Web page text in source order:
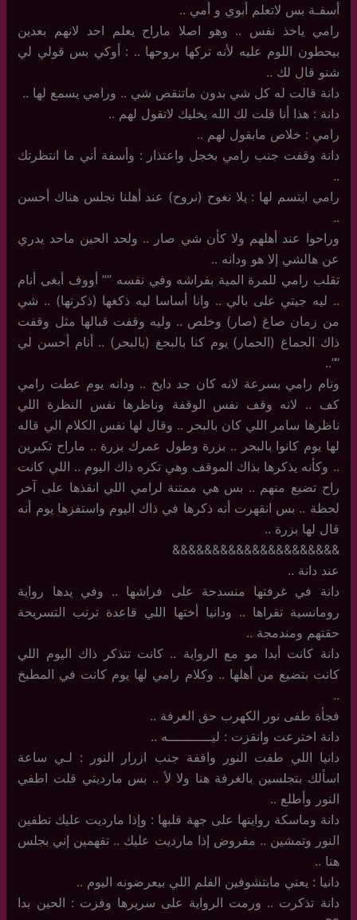
أسفـة بس لاتعلم أبوي و أمي ..
رامي ياخذ نفس .. وهو اصلا ماراح يعلم احد لانهم بعدين
بيحطون اللوم عليه لأنه تركها بروحها .. : أوكي بس قولي لي
شنو قال لك ..
دانة قالت له كل شي بدون ماتنقص شي .. ورامي يسمع لها ..
دانة : هذا أنا قلت لك الله يخليك لاتقول لهم ..
رامي : خلاص مابقول لهم ..
دانة وقفت جنب رامي بخجل واعتذار : وأسفة أني ما انتظرتك
..
رامي ابتسم لها : يلا نغوح (نروح) عند أهلنا نجلس هناك أحسن
..
وراحوا عند أهلهم ولا كأن شي صار .. ولحد الحين ماحد يدري
عن هالشي إلا هو ودانه ..
تقلب رامي للمرة المية بفراشه وفي نفسه “” أووف أبغى أنام
.. ليه جيتي على بالي .. وانا أساسا ليه ذكغها (ذكرتها) .. شي
من زمان صاغ (صار) وخلص .. وليه وقفت قبالها مثل وقفت
ذاك الحماغ (الحمار) يوم كنا بالبحغ (بالبحر) .. أنام أحسن لي
“”..
ونام رامي بسرعة لانه كان جد دايخ .. ودانه يوم عطت رامي
كف .. لانه وقف نفس الوقفة وناظرها نفس النظرة اللي
ناظرها سامر اللي كان بالبحر .. وقال لها نفس الكلام الي قاله
لها يوم كانوا بالبحر .. بزرة وطول عمرك بزرة .. ماراح تكبرين
.. وكأنه يذكرها بذاك الموقف وهي تكره ذاك اليوم .. اللي كانت
راح تضيع منهم .. بس هي ممتنة لرامي اللي انقذها على آخر
لحظة .. بس انقهرت أنه ذكرها في ذاك اليوم واستفزها يوم أنه
قال لها بزرة ..
&&&&&&&&&&&&&&&&&&&&&
عند دانة ..
دانة في غرفتها منسدحة على فراشها .. وفي يدها رواية
رومانسية تقراها .. ودانيا أختها اللي قاعدة ترتب التسريحة
حقتهم ومندمجة ..
دانة كانت أبدا مو مع الرواية .. كانت تتذكر ذاك اليوم اللي
كانت بتضيع من أهلها .. وكلام رامي لها يوم كانت في المطبخ
..
فجأة طفى نور الكهرب حق الغرفة ..
دانة اخترعت وانقزت : ليـــــــــــه ..
دانيا اللي طفت النور واقفة جنب ازرار النور : لـي ساعة
اسألك بتجلسين بالغرفة هنا ولا لأ .. بس مارديتي قلت اطفي
النور وأطلع ..
دانة وماسكة روايتها على جهة قلبها : وإذا مارديت عليك تطفين
النور وتمشين .. مفروض إذا مارديت عليك .. تفهمين إني بجلس
هنا ..
دانيا : يعني مابتشوفين الفلم اللي بيعرضونه اليوم ..
دانة تذكرت .. ورمت الرواية على سريرها وفزت : الحين بدا